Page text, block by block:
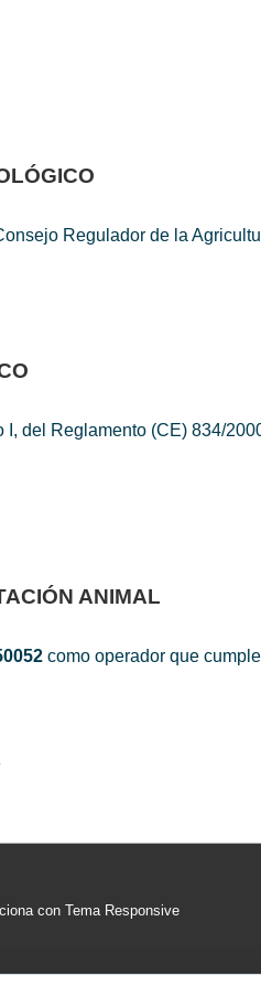
Regulador de la
del Reglamento (CE) 834/
ANIMAL
como operador que
con Tema Responsive